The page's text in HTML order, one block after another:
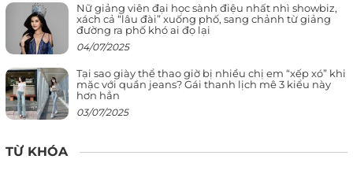
Nữ giảng viên đại học sành điệu nhất nhì showbiz,
xách cả “lâu đài” xuống phố, sang chảnh từ giảng
đường ra phố khó ai đọ lại
04/07/2025
Tại sao giày thể thao giờ bị nhiều chị em “xếp xó” khi
mặc với quần jeans? Gái thanh lịch mê 3 kiểu này
hơn hẳn
03/07/2025
TỪ KHÓA